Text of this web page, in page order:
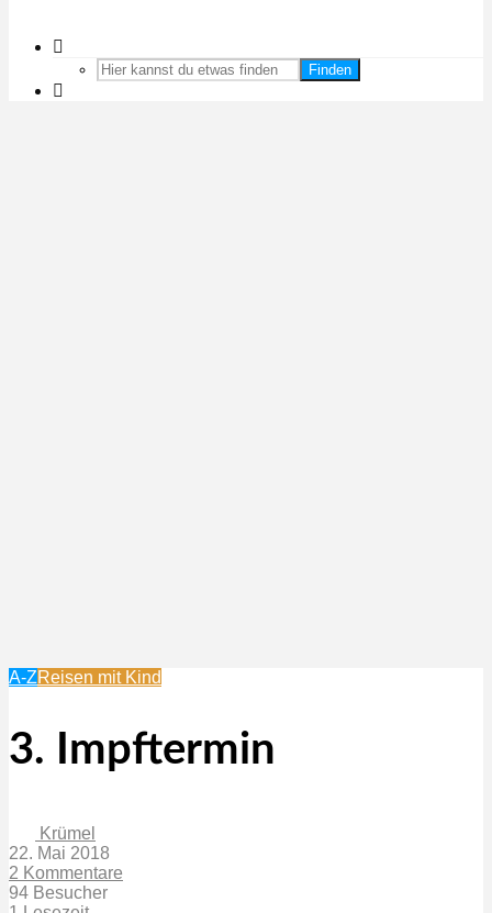
Finden
A-ZReisen mit Kind
3. Impftermin
Krümel
22. Mai 2018
2 Kommentare
94 Besucher